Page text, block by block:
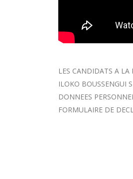
LES CANDIDATS A LA
ILOKO BOUSSENGUI
DONNEES
FORMULAIRE DE